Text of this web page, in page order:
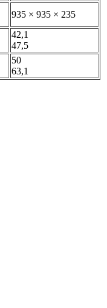
935 × 935 × 235
42,1
47,5
50
63,1